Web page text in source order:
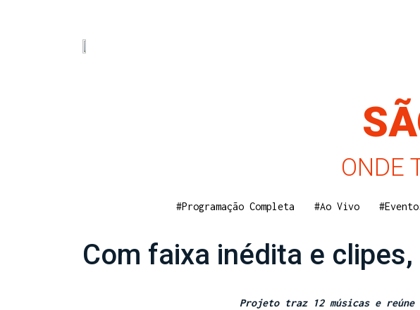
ONDE
#Programação Completa #Ao Vivo
Com faixa inédita e
Projeto traz 12 músicas e